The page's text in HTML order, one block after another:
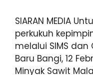
SIARAN MEDIA
perkukuh
melalui SIMS
Baru Bangi, 12
Minyak Sawit